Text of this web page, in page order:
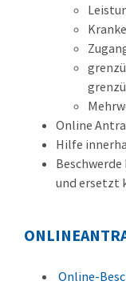
Online
Hilfe
und ersetzt
Online-